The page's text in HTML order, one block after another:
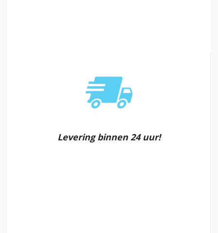
Levering binnen 24 uur!